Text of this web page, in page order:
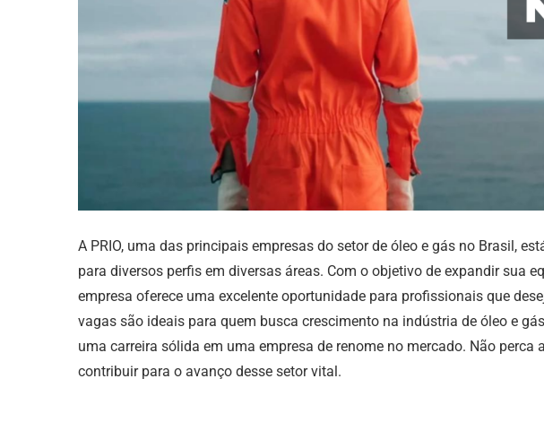
A PRIO, uma das principais empresas do setor de óleo e gás no Brasil,
para diversos perfis em diversas áreas. Com o objetivo de expandir sua
empresa oferece uma excelente oportunidade para profissionais que
vagas são ideais para quem busca crescimento na indústria de óleo e
uma carreira sólida em uma empresa de renome no mercado. Não perca
contribuir para o avanço desse setor vital.